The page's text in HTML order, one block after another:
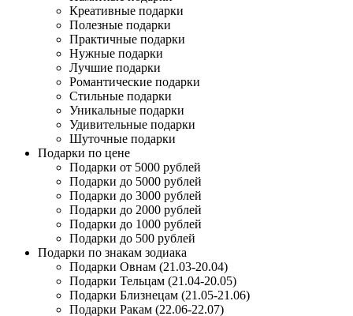
Креативные подарки
Полезные подарки
Практичные подарки
Нужные подарки
Лучшие подарки
Романтические подарки
Стильные подарки
Уникальные подарки
Удивительные подарки
Шуточные подарки
Подарки по цене
Подарки от 5000 рублей
Подарки до 5000 рублей
Подарки до 3000 рублей
Подарки до 2000 рублей
Подарки до 1000 рублей
Подарки до 500 рублей
Подарки по знакам зодиака
Подарки Овнам (21.03-20.04)
Подарки Тельцам (21.04-20.05)
Подарки Близнецам (21.05-21.06)
Подарки Ракам (22.06-22.07)